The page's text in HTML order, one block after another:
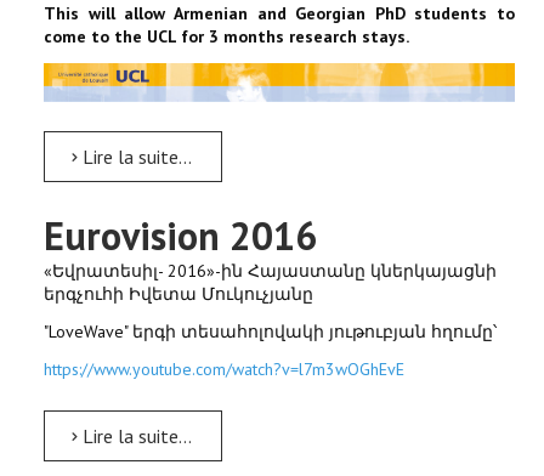
This will allow Armenian and Georgian PhD students to
come to the UCL for 3 months research stays.
Lire la suite...
Eurovision 2016
«Եվրատեսիլ- 2016»-ին Հայաստանը կներկայացնի
երգչուհի Իվետա Մուկուչյանը
"LoveWave" երգի տեսահոլովակի յութուբյան հղումը՝
https://www.youtube.com/watch?v=l7m3wOGhEvE
Lire la suite...